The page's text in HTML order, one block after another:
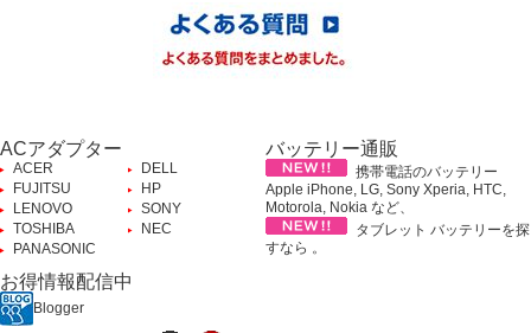
ACアダプター
ACER
DELL
FUJITSU
HP
LENOVO
SONY
TOSHIBA
NEC
PANASONIC
バッテリー通販
携帯電話のバッテリー
Apple iPhone, LG, Sony Xperia, HTC,
Motorola, Nokia など、
タブレット バッテリーを探
すなら 。
お得情報配信中
Blogger